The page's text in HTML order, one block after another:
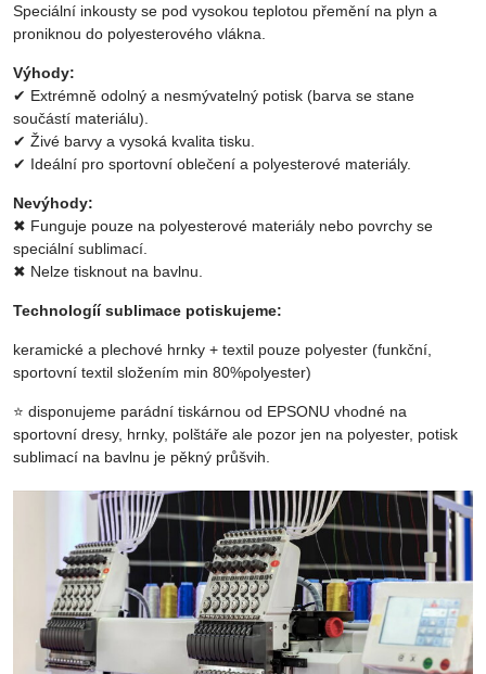
Speciální inkousty se pod vysokou teplotou přemění na plyn a
proniknou do polyesterového vlákna.
Výhody:
✔ Extrémně odolný a nesmývatelný potisk (barva se stane
součástí materiálu).
✔ Živé barvy a vysoká kvalita tisku.
✔ Ideální pro sportovní oblečení a polyesterové materiály.
Nevýhody:
✖ Funguje pouze na polyesterové materiály nebo povrchy se
speciální sublimací.
✖ Nelze tisknout na bavlnu.
Technologíí sublimace potiskujeme:
keramické a plechové hrnky + textil pouze polyester (funkční,
sportovní textil složením min 80%polyester)
⭐ disponujeme parádní tiskárnou od EPSONU vhodné na
sportovní dresy, hrnky, polštáře ale pozor jen na polyester, potisk
sublimací na bavlnu je pěkný průšvih.